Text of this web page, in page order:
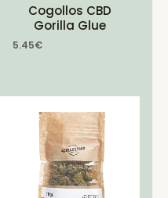
Cogollos CBD
Gorilla Glue
5.45€